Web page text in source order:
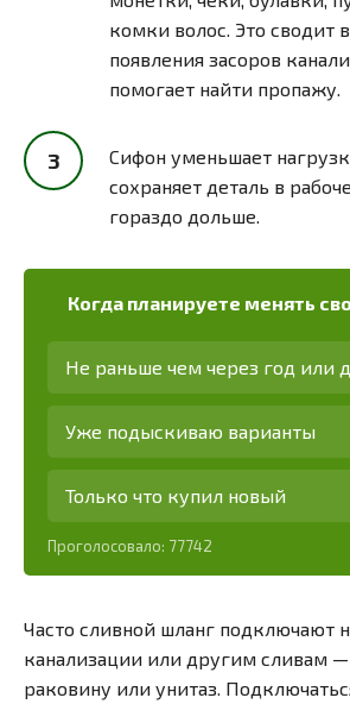
комки волос. Это сводит
появления засоров
помогает найти пропажу.
Сифон уменьшает
сохраняет деталь в
гораздо дольше.
Когда планируете менять
Не раньше чем через год или
Уже подыскиваю варианты
Только что купил новый
Проголосовало: 77742
Часто сливной шланг подключают
канализации или другим сливам —
раковину или унитаз.